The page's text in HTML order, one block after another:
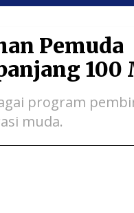
Pemuda
100
program
muda.